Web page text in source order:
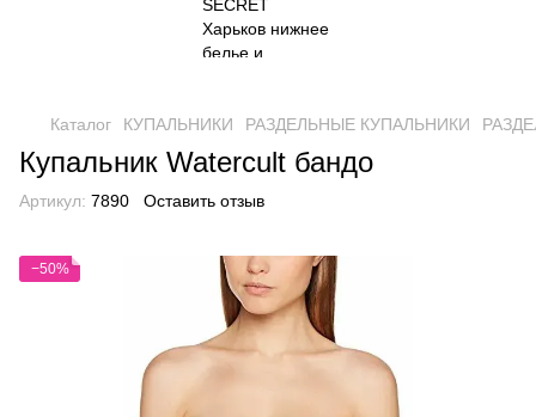
Каталог КУПАЛЬНИКИ РАЗДЕЛЬНЫЕ КУПАЛЬНИКИ
Купальник Watercult бандо
Артикул: 7890 Оставить отзыв
−50%